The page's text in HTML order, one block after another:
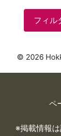
フィル
© 2026
ペ
※掲載情報は